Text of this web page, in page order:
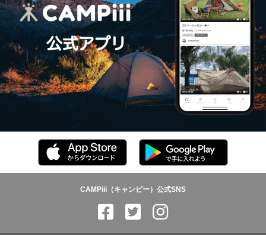
CAMPiii（キャンピー）公式SNS